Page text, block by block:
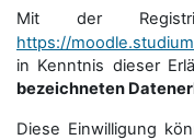
Mit der
https://
in Kenntnis dieser
bezeichneten
Diese Einwilligung